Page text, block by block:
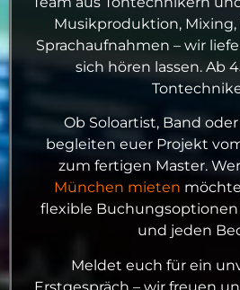
Musikproduktion,
Sprachaufnahmen – wir
sich hören lassen. Ab
Ob Soloartist, Band
begleiten euer Projekt
zum fertigen Master.
München mieten
flexible
und jeden
Meldet euch für ein